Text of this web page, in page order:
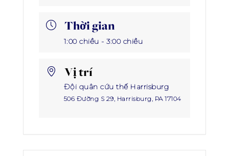
Thời gian
1:00 chiều - 3:00 chiều
Vị trí
Đội quân cứu thế Harrisburg
506 Đường S 29, Harrisburg, PA 17104